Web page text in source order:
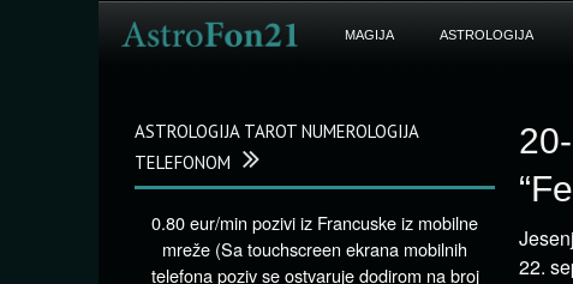
MAGIJA ASTROLOGIJA
22.
ASTROLOGIJA TAROT NUMEROLOGIJA
TELEFONOM
0.80 eur/min pozivi iz Francuske iz mobilne
mreže (Sa touchscreen ekrana mobilnih
telefona poziv se ostvaruje dodirom na broj